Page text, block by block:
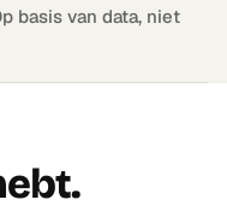
basis van data, niet